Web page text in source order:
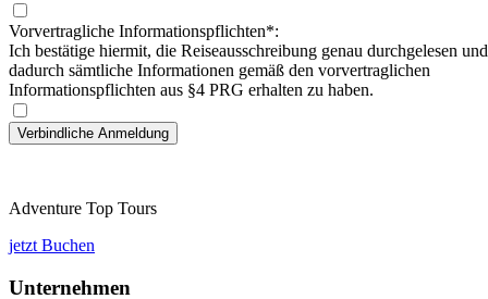
Vorvertragliche Informationspflichten*:
Ich bestätige hiermit, die Reiseausschreibung genau durchgelesen und
dadurch sämtliche Informationen gemäß den vorvertraglichen
Informationspflichten aus §4 PRG erhalten zu haben.
Adventure Top Tours
jetzt Buchen
Unternehmen